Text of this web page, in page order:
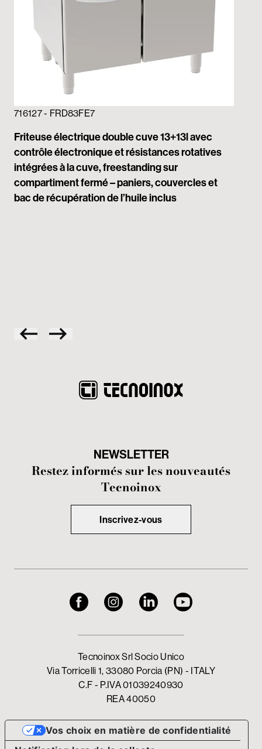
716127 - FRD83FE7
Friteuse électrique double cuve 13+13l avec
contrôle électronique et résistances rotatives
intégrées à la cuve, freestanding sur
compartiment fermé – paniers, couvercles et
bac de récupération de l’huile inclus
NEWSLETTER
Restez informés sur les nouveautés
Tecnoinox
Inscrivez-vous
Tecnoinox Srl Socio Unico
Via Torricelli 1, 33080 Porcia (PN) - ITALY
C.F - P.IVA 01039240930
REA 40050
Vos choix en matière de confidentialité